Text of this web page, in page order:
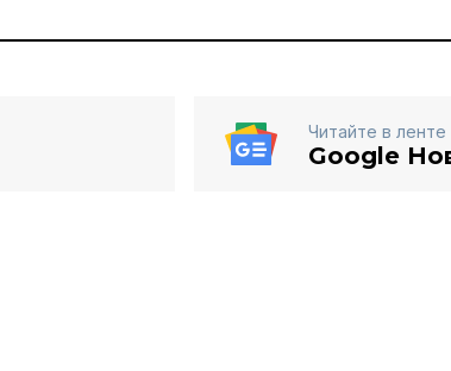
Читайте в ленте
Google